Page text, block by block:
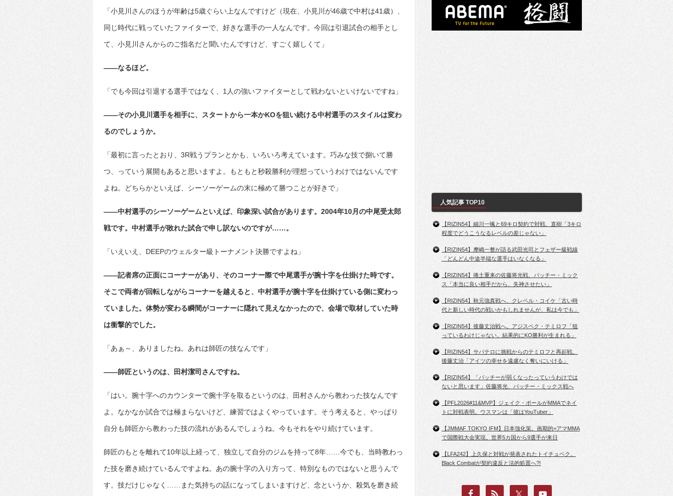
「小見川さんのほうが年齢は5歳ぐらい上なんですけど（現在、小見川が46歳で中村は41歳）、
同じ時代に戦っていたファイターで、好きな選手の一人なんです。今回は引退試合の相手とし
て、小見川さんからのご指名だと聞いたんですけど、すごく嬉しくて」
――なるほど。
「でも今回は引退する選手ではなく、1人の強いファイターとして戦わないといけないですね」
――その小見川選手を相手に、スタートから一本かKOを狙い続ける中村選手のスタイルは変わ
るのでしょうか。
「最初に言ったとおり、3R戦うプランとかも、いろいろ考えています。巧みな技で捌いて勝
つ、っていう展開もあると思いますよ。もともと秒殺勝利が理想っていうわけではないんです
よね。どちらかといえば、シーソーゲームの末に極めて勝つことが好きで」
――中村選手のシーソーゲームといえば、印象深い試合があります。2004年10月の中尾受太郎
戦です。中村選手が敗れた試合で申し訳ないのですが……。
「いえいえ、DEEPのウェルター級トーナメント決勝ですよね」
――記者席の正面にコーナーがあり、そのコーナー際で中尾選手が腕十字を仕掛けた時です。
そこで両者が回転しながらコーナーを越えると、中村選手が腕十字を仕掛けている側に変わっ
ていました。体勢が変わる瞬間がコーナーに隠れて見えなかったので、会場で取材していた時
は衝撃的でした。
「あぁ～、ありましたね。あれは師匠の技なんです」
――師匠というのは、田村潔司さんですね。
「はい。腕十字へのカウンターで腕十字を取るというのは、田村さんから教わった技なんです
よ。なかなか試合では極まらないけど、練習ではよくやっています。そう考えると、やっぱり
自分も師匠から教わった技の流れがあるんでしょうね。今もそれをやり続けています。
師匠のもとを離れて10年以上経って、独立して自分のジムを持って8年……今でも、当時教わっ
た技を磨き続けているんですよね。あの腕十字の入り方って、特別なものではないと思うんで
す。技だけじゃなく……また気持ちの話になってしまいますけど、念というか、殺気を磨き続
人気記事 TOP10
【RIZIN54】細川一颯と69キロ契約で対戦、直樹「3キロ
程度でどうこうなるレベルの差じゃない」
【RIZIN54】摩嶋一整が語る武田光司とフェザー級戦線
「どんどん中途半端な選手はいなくなる」
【RIZIN54】捲土重来の佐藤将光戦、パッチー・ミック
ス「本当に良い相手だから、失神させたい」
【RIZIN54】秋元強真戦へ、クレベル・コイケ「古い時
代と新しい時代の戦いかもしれませんが、私は今でも」
【RIZIN54】後藤丈治戦へ。アジスベク・テミロフ「狙
っているわけじゃない。結果的にKO勝利が生まれる」
【RIZIN54】サバテロに挑戦からのテミロフと再起戦。
後藤丈治「アイツの幸せを遠慮なく奪いにいける」
【RIZIN54】「パッチーが弱くなったっていうわけでは
ないと思います」佐藤将光、パッチー・ミックス戦へ
【PFL2026#11&MVP】ジェイク・ポールがMMAでネイ
トに対戦表明。ウスマンは「彼はYouTuber」
【JMMAF TOKYO IFM】日本強化策。画期的=アマMMA
で国際戦大会実現。世界5カ国から9選手が来日
【LFA242】上久保と対戦が発表されたトイチュベク。
Black Combatが契約違反と法的処置へ?!